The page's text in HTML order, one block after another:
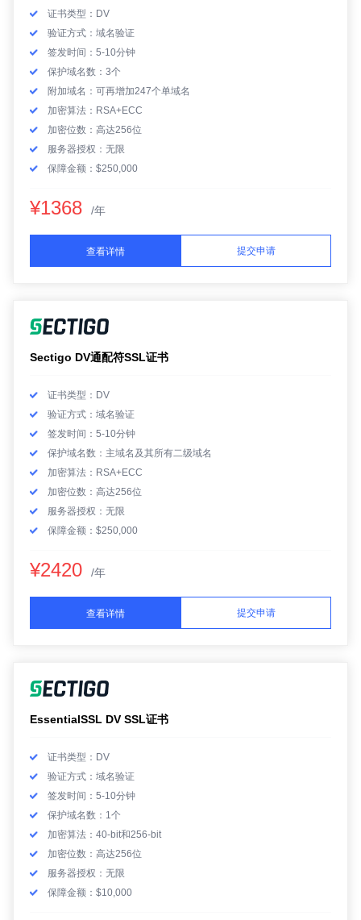
证书类型：DV
验证方式：域名验证
签发时间：5-10分钟
保护域名数：3个
附加域名：可再增加247个单域名
加密算法：RSA+ECC
加密位数：高达256位
服务器授权：无限
保障金额：$250,000
¥1368 /年
查看详情 提交申请
Sectigo DV通配符SSL证书
证书类型：DV
验证方式：域名验证
签发时间：5-10分钟
保护域名数：主域名及其所有二级域名
加密算法：RSA+ECC
加密位数：高达256位
服务器授权：无限
保障金额：$250,000
¥2420 /年
查看详情 提交申请
EssentialSSL DV SSL证书
证书类型：DV
验证方式：域名验证
签发时间：5-10分钟
保护域名数：1个
加密算法：40-bit和256-bit
加密位数：高达256位
服务器授权：无限
保障金额：$10,000